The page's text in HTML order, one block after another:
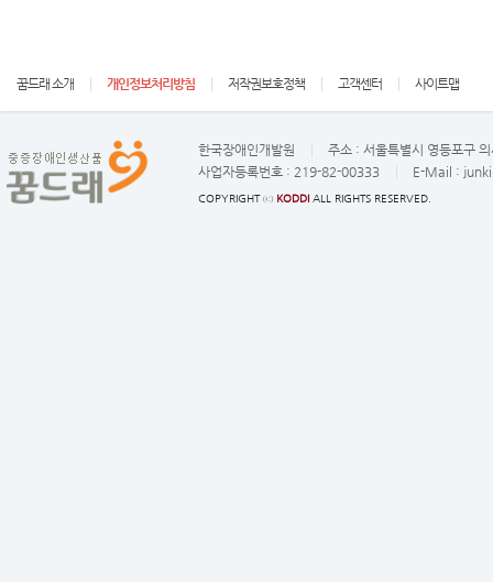
꿈드래 소개 개인정보처리방침 저작권보호정책 고객센터 사이트맵
한국장애인개발원 주소 : 서울특별시 영등포구
사업자등록번호 : 219-82-00333 E-Mail :
COPYRIGHT ⓒ KODDI ALL RIGHTS RESERVED.